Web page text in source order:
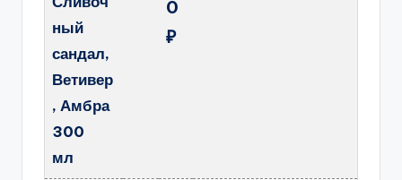
ный
сандал,
Ветивер
, Амбра
300
мл
0
₽